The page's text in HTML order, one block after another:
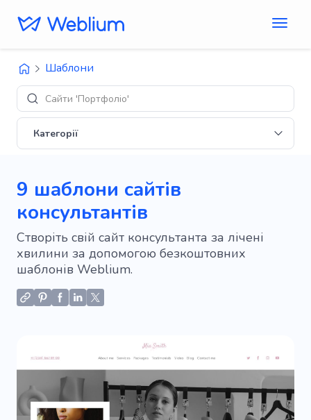
Шаблони
Дизайни
Категорії
9 шаблони сайтів
консультантів
Створіть свій сайт консультанта за лічені
хвилини за допомогою безкоштовних
шаблонів Weblium.